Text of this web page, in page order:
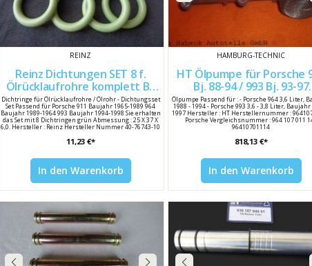
REINZ
Reinz Dichtungen SET 8 f.
Ölrücklaufrohre komplett Bj.
65-89 (25x6)
Dichtringe für Ölrücklaufrohre / Ölrohr - Dichtungsset
Set Passend für Porsche 911 Baujahr 1965-1989 964
Baujahr 1989-1964 993 Baujahr 1994-1998 Sie erhalten
das Set mit 8 Dichtringen grün Abmessung : 25 X 37 X
6,0. Hersteller : Reinz Hersteller Nummer 40-76743-10
11,23 €*
In den Warenkorb
HAMBURG-TECHNIC
HT Ölpumpe für Porsche 964
Bj. 88-94 / 993 Bj. 93-97
96410701114
Ölpumpe Passend für : - Porsche 964 3,6 Liter,
1988 - 1994 - Porsche 993 3,6 - 3,8 Liter, Baujahr
1997 Hersteller : HT Herstellernummer :
Porsche Vergleichsnummer : 964 107 011
96410701114
818,13 €*
In den Warenkorb